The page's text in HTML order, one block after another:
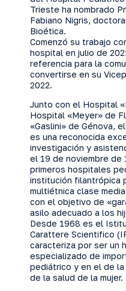
Trieste ha nombrado
Fabiano Nigris,
Bioética.
Comenzó su trabajo
hospital en julio de
referencia para la
convertirse en su
2022.
Junto con el Hospital
Hospital «Meyer» de
«Gaslini» de Génova,
es una reconocida
investigación y
el 19 de noviembre de
primeros hospitales
institución filantrópica
multiétnica clase
con el objetivo de
asilo adecuado a los
Desde 1968 es el
Carattere Scientifico
caracteriza por ser un
especializado de
pediátrico y en el de
de la salud de la mujer.